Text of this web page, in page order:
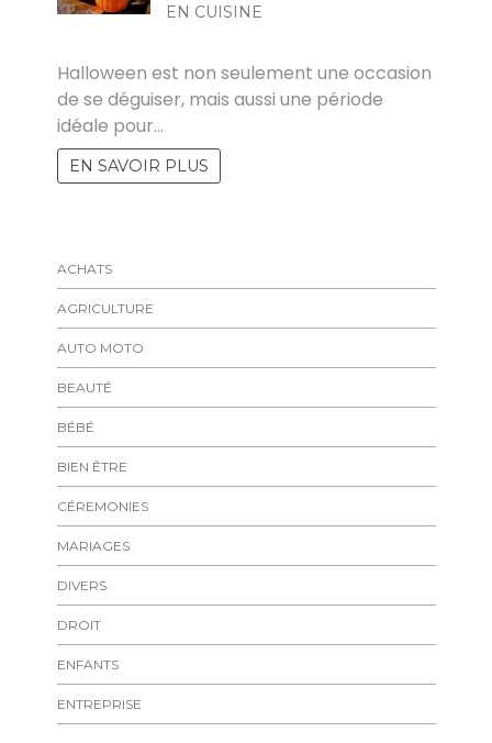
EN CUISINE
Halloween est non seulement une occasion
de se déguiser, mais aussi une période
idéale pour…
EN SAVOIR PLUS
ACHATS
AGRICULTURE
AUTO MOTO
BEAUTÉ
BÉBÉ
BIEN ÊTRE
CÉREMONIES
MARIAGES
DIVERS
DROIT
ENFANTS
ENTREPRISE